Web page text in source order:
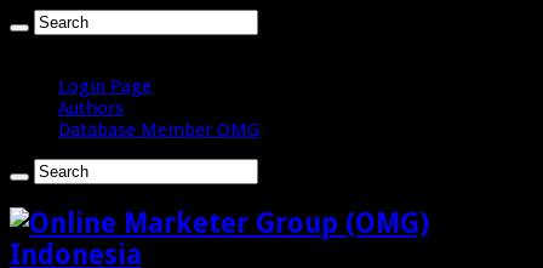
Login Page
Authors
Database Member OMG